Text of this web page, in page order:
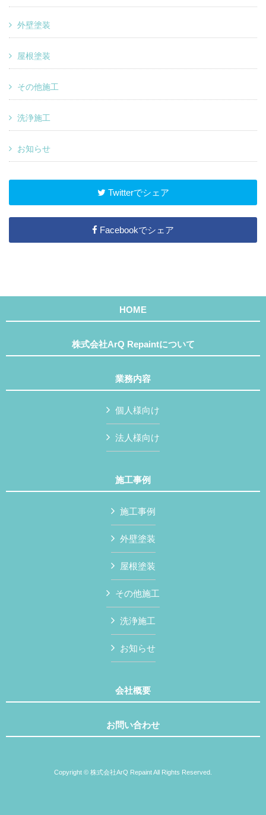
外壁塗装
屋根塗装
その他施工
洗浄施工
お知らせ
Twitterでシェア
Facebookでシェア
HOME
株式会社ArQ Repaintについて
業務内容
個人様向け
法人様向け
施工事例
施工事例
外壁塗装
屋根塗装
その他施工
洗浄施工
お知らせ
会社概要
お問い合わせ
Copyright © 株式会社ArQ Repaint All Rights Reserved.